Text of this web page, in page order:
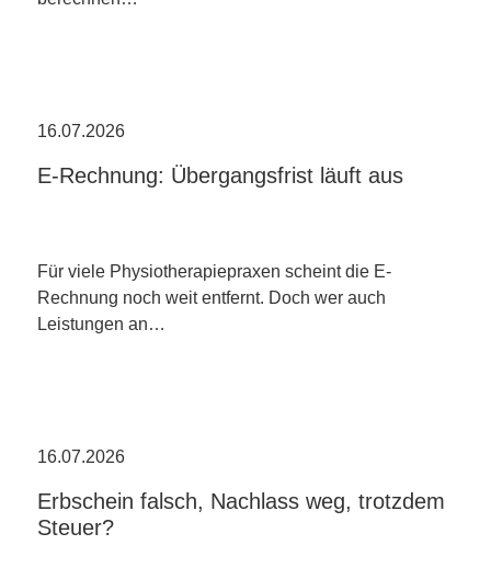
16.07.2026
E-Rechnung: Übergangsfrist läuft aus
Für viele Physiotherapiepraxen scheint die E-
Rechnung noch weit entfernt. Doch wer auch
Leistungen an…
16.07.2026
Erbschein falsch, Nachlass weg, trotzdem
Steuer?